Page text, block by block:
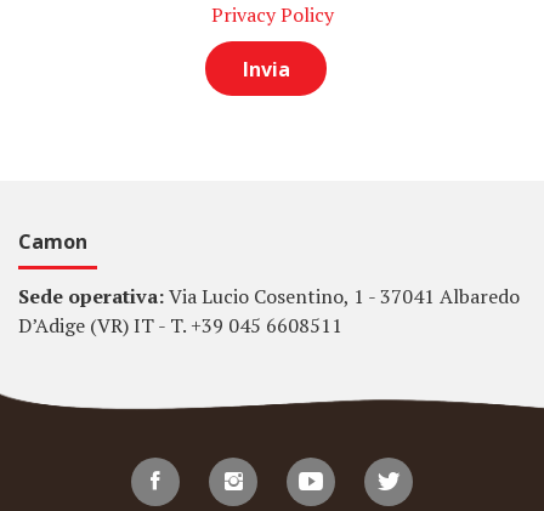
Privacy Policy
Camon
Sede operativa:Via Lucio Cosentino, 1 - 37041 Albaredo
D’Adige (VR) IT - T. +39 045 6608511